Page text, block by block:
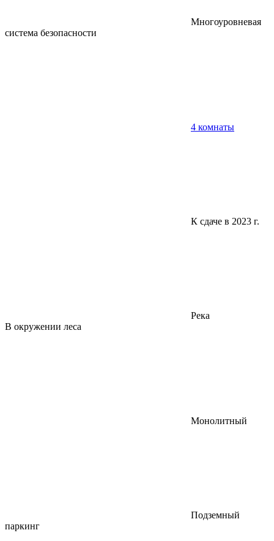
Многоуровневая
система безопасности
4 комнаты
К сдаче в 2023 г.
Река
В окружении леса
Монолитный
Подземный
паркинг